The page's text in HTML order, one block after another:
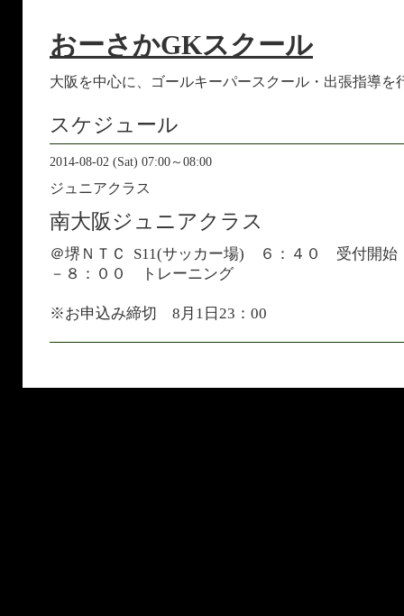
おーさかGKスクール
大阪を中心に、ゴールキーパースクール・出張指導を
スケジュール
2014-08-02 (Sat) 07:00～08:00
ジュニアクラス
南大阪ジュニアクラス
＠堺ＮＴＣ S11(サッカー場) ６：４０ 受付開
－８：００ トレーニング
※お申込み締切 8月1日23：00